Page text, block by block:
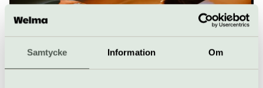
Samtycke Information Om